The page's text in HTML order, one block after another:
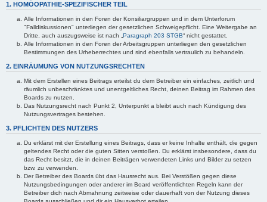
1. HOMÖOPATHIE-SPEZIFISCHER TEIL
Alle Informationen in den Foren der Konsiliargruppen und in dem Unterforum
"Falldiskussionen" unterliegen der gesetzlichen Schweigepflicht. Eine Weitergabe an
Dritte, auch auszugsweise ist nach „ Paragraph 203 STGB“ nicht gestattet.
Alle Informationen in den Foren der Arbeitsgruppen unterliegen den gesetzlichen
Bestimmungen des Urheberrechtes und sind ebenfalls vertraulich zu behandeln.
2. EINRÄUMUNG VON NUTZUNGSRECHTEN
Mit dem Erstellen eines Beitrags erteilst du dem Betreiber ein einfaches, zeitlich und
räumlich unbeschränktes und unentgeltliches Recht, deinen Beitrag im Rahmen des
Boards zu nutzen.
Das Nutzungsrecht nach Punkt 2, Unterpunkt a bleibt auch nach Kündigung des
Nutzungsvertrages bestehen.
3. PFLICHTEN DES NUTZERS
Du erklärst mit der Erstellung eines Beitrags, dass er keine Inhalte enthält, die gegen
geltendes Recht oder die guten Sitten verstoßen. Du erklärst insbesondere, dass du
das Recht besitzt, die in deinen Beiträgen verwendeten Links und Bilder zu setzen
bzw. zu verwenden.
Der Betreiber des Boards übt das Hausrecht aus. Bei Verstößen gegen diese
Nutzungsbedingungen oder anderer im Board veröffentlichten Regeln kann der
Betreiber dich nach Abmahnung zeitweise oder dauerhaft von der Nutzung dieses